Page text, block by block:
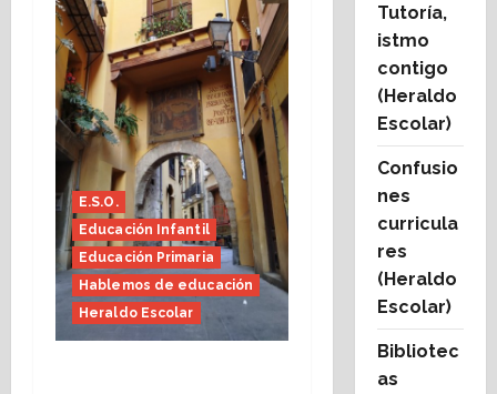
E.S.O.
Educación Infantil
Educación Primaria
Hablemos de educación
Heraldo Escolar
Tutoría,
istmo
contigo
(Heraldo
Escolar)
Confusio
nes
curricula
res
(Heraldo
Escolar)
Bibliotec
as